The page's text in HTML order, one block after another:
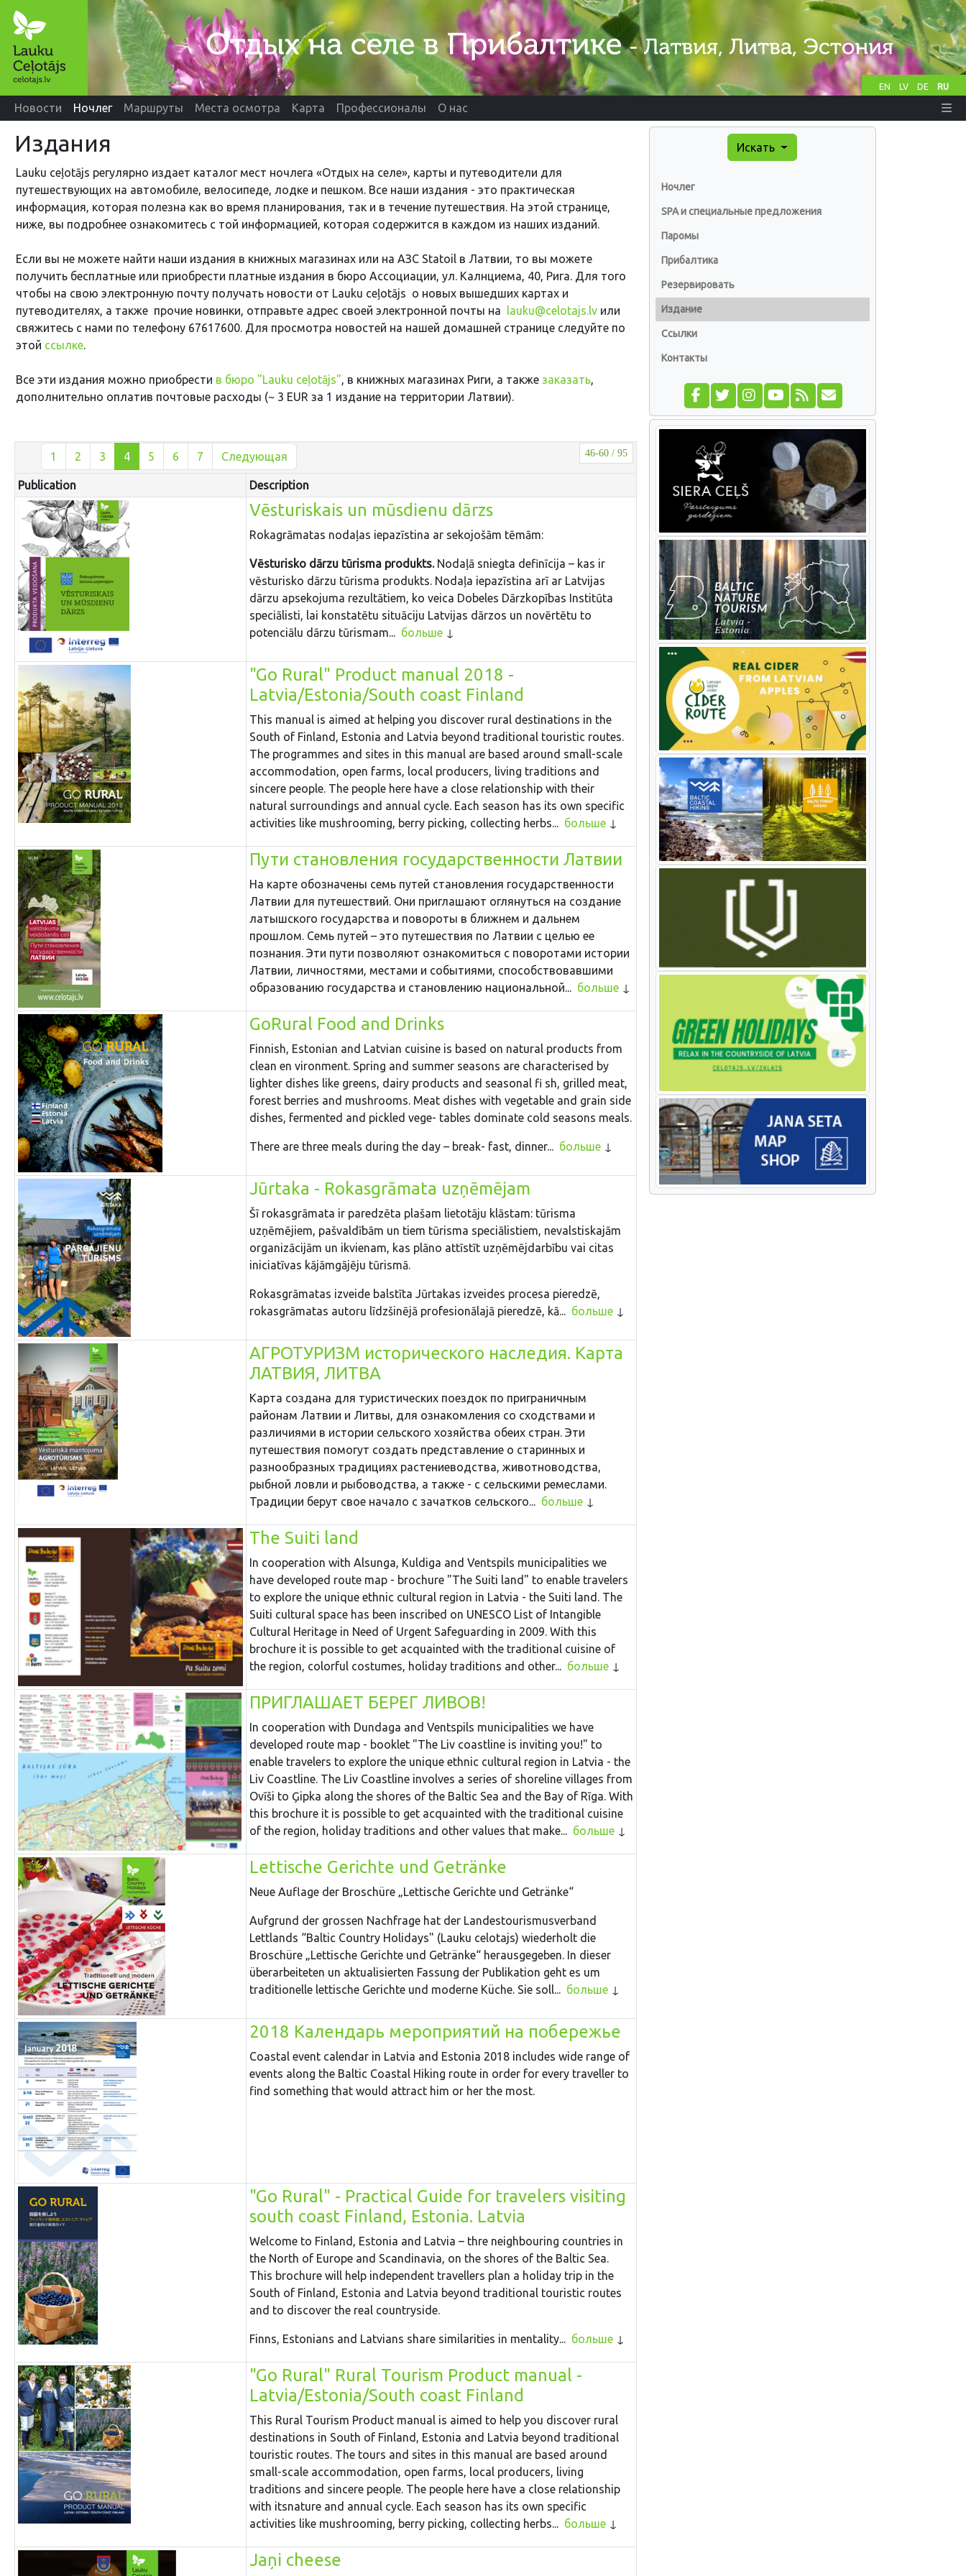
EN LV DE RU
Новости Ночлег Маршруты Места осмотра Карта Профессионалы О нас
Издания
Lauku ceļotājs регулярно издает каталог мест ночлега «Отдых на селе», карты и путеводители для
путешествующих на автомобиле, велосипеде, лодке и пешком. Все наши издания - это практическая
информация, которая полезна как во время планирования, так и в течение путешествия. На этой странице,
ниже, вы подробнее ознакомитесь с той информацией, которая содержится в каждом из наших изданий.
Если вы не можете найти наши издания в книжных магазинах или на АЗС Statoil в Латвии, то вы можете
получить бесплатные или приобрести платные издания в бюро Ассоциации, ул. Калнциема, 40, Рига. Для того
чтобы на свою электронную почту получать новости от Lauku ceļotājs о новых вышедших картах и
путеводителях, а также прочие новинки, отправьте адрес своей электронной почты на lauku@celotajs.lv или
свяжитесь с нами по телефону 67617600. Для просмотра новостей на нашей домашней странице следуйте по
этой ссылке.
Все эти издания можно приобрести в бюро "Lauku ceļotājs", в книжных магазинах Риги, а также заказать,
дополнительно оплатив почтовые расходы (~ 3 EUR за 1 издание на территории Латвии).
46-60 / 95
1 2 3 4 5 6 7 Следующая
Publication Description
Vēsturiskais un mūsdienu dārzs
Rokagrāmatas nodaļas iepazīstina ar sekojošām tēmām:
Vēsturisko dārzu tūrisma produkts.Nodaļā sniegta definīcija – kas ir
vēsturisko dārzu tūrisma produkts. Nodaļa iepazīstina arī ar Latvijas
dārzu apsekojuma rezultātiem, ko veica Dobeles Dārzkopības Institūta
speciālisti, lai konstatētu situāciju Latvijas dārzos un novērtētu to
potenciālu dārzu tūrismam... больше
"Go Rural" Product manual 2018 -
Latvia/Estonia/South coast Finland
This manual is aimed at helping you discover rural destinations in the
South of Finland, Estonia and Latvia beyond traditional touristic routes.
The programmes and sites in this manual are based around small-scale
accommodation, open farms, local producers, living traditions and
sincere people. The people here have a close relationship with their
natural surroundings and annual cycle. Each season has its own specific
activities like mushrooming, berry picking, collecting herbs... больше
Пути становления государственности Латвии
На карте обозначены семь путей становления государственности
Латвии для путешествий. Они приглашают оглянуться на создание
латышского государства и повороты в ближнем и дальнем
прошлом. Семь путей – это путешествия по Латвии с целью ее
познания. Эти пути позволяют ознакомиться с поворотами истории
Латвии, личностями, местами и событиями, способствовавшими
образованию государства и становлению национальной... больше
GoRural Food and Drinks
Finnish, Estonian and Latvian cuisine is based on natural products from
clean en vironment. Spring and summer seasons are characterised by
lighter dishes like greens, dairy products and seasonal fi sh, grilled meat,
forest berries and mushrooms. Meat dishes with vegetable and grain side
dishes, fermented and pickled vege- tables dominate cold seasons meals.
There are three meals during the day – break- fast, dinner... больше
Jūrtaka - Rokasgrāmata uzņēmējam
Šī rokasgrāmata ir paredzēta plašam lietotāju klāstam: tūrisma
uzņēmējiem, pašvaldībām un tiem tūrisma speciālistiem, nevalstiskajām
organizācijām un ikvienam, kas plāno attīstīt uzņēmējdarbību vai citas
iniciatīvas kājāmgājēju tūrismā.
Rokasgrāmatas izveide balstīta Jūrtakas izveides procesa pieredzē,
rokasgrāmatas autoru līdzšinējā profesionālajā pieredzē, kā... больше
АГРОТУРИЗМ исторического наследия. Карта
ЛАТВИЯ, ЛИТВА
Карта создана для туристических поездок по приграничным
районам Латвии и Литвы, для ознакомления со сходствами и
различиями в истории сельского хозяйства обеих стран. Эти
путешествия помогут создать представление о старинных и
разнообразных традициях растениеводства, животноводства,
рыбной ловли и рыбоводства, а также - с сельскими ремеслами.
Традиции берут свое начало с зачатков сельского... больше
The Suiti land
In cooperation with Alsunga, Kuldiga and Ventspils municipalities we
have developed route map - brochure "The Suiti land" to enable travelers
to explore the unique ethnic cultural region in Latvia - the Suiti land. The
Suiti cultural space has been inscribed on UNESCO List of Intangible
Cultural Heritage in Need of Urgent Safeguarding in 2009. With this
brochure it is possible to get acquainted with the traditional cuisine of
the region, colorful costumes, holiday traditions and other... больше
ПРИГЛАШАЕТ БЕРЕГ ЛИВОВ!
In cooperation with Dundaga and Ventspils municipalities we have
developed route map - booklet "The Liv coastline is inviting you!" to
enable travelers to explore the unique ethnic cultural region in Latvia - the
Liv Coastline. The Liv Coastline involves a series of shoreline villages from
Ovīši to Ģipka along the shores of the Baltic Sea and the Bay of Rīga. With
this brochure it is possible to get acquainted with the traditional cuisine
of the region, holiday traditions and other values that make... больше
Lettische Gerichte und Getränke
Neue Auflage der Broschüre „Lettische Gerichte und Getränke“
Aufgrund der grossen Nachfrage hat der Landestourismusverband
Lettlands “Baltic Country Holidays" (Lauku celotajs) wiederholt die
Broschüre „Lettische Gerichte und Getränke“ herausgegeben. In dieser
überarbeiteten un aktualisierten Fassung der Publikation geht es um
traditionelle lettische Gerichte und moderne Küche. Sie soll... больше
2018 Календарь мероприятий на побережье
Coastal event calendar in Latvia and Estonia 2018 includes wide range of
events along the Baltic Coastal Hiking route in order for every traveller to
find something that would attract him or her the most.
"Go Rural" - Practical Guide for travelers visiting
south coast Finland, Estonia. Latvia
Welcome to Finland, Estonia and Latvia – thre neighbouring countries in
the North of Europe and Scandinavia, on the shores of the Baltic Sea.
This brochure will help independent travellers plan a holiday trip in the
South of Finland, Estonia and Latvia beyond traditional touristic routes
and to discover the real countryside.
Finns, Estonians and Latvians share similarities in mentality... больше
"Go Rural" Rural Tourism Product manual -
Latvia/Estonia/South coast Finland
This Rural Tourism Product manual is aimed to help you discover rural
destinations in South of Finland, Estonia and Latvia beyond traditional
touristic routes. The tours and sites in this manual are based around
small-scale accommodation, open farms, local producers, living
traditions and sincere people. The people here have a close relationship
with itsnature and annual cycle. Each season has its own specific
activities like mushrooming, berry picking, collecting herbs... больше
Jaņi cheese
Искать
Ночлег
SPA и специальные предложения
Паромы
Прибалтика
Резервировать
Издание
Ссылки
Контакты